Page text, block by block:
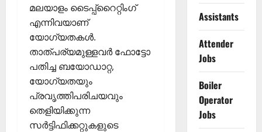
മലയാളം ടൈപ്പ്‌റൈറ്റിംഗ്
എന്നിവയാണ്
യോഗ്യതകള്‍.
താത്പര്യമുള്ളവര്‍ ഫോട്ടോ
പതിച്ച ബയോഡാറ്റ,
യോഗ്യതയും
പ്രവൃത്തിപരിചയവും
തെളിയിക്കുന്ന
സര്‍ട്ടിഫിക്കറ്റുകളുടെ
Assistants
Attender
Jobs
Boiler
Operator
Jobs